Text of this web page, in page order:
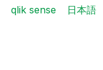
qlik sense 日本語